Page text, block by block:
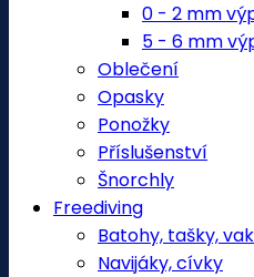
0 - 2 mm
5 - 6 mm
Oblečení
Opasky
Ponožky
Příslušenství
Šnorchly
Freediving
Batohy, tašky,
Navijáky, cívky